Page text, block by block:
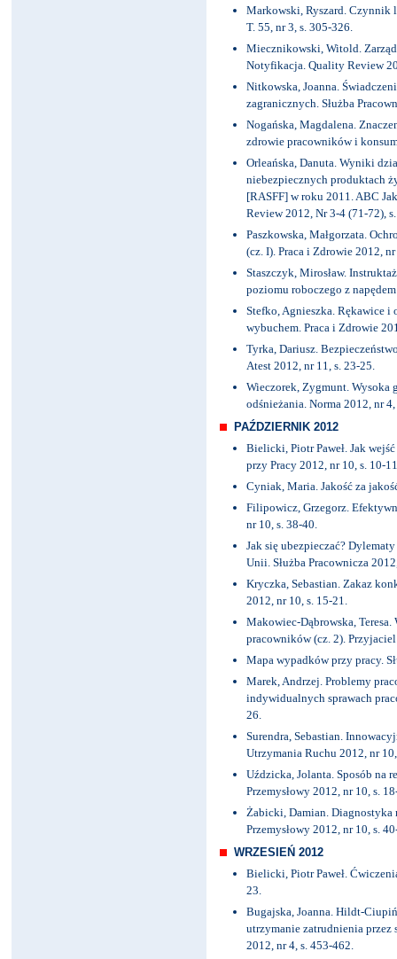
Markowski, Ryszard. Czynnik
T. 55, nr 3, s. 305-326.
Miecznikowski, Witold.
Notyfikacja. Quality Review
Nitkowska, Joanna.
zagranicznych. Służba
Nogańska, Magdalena.
zdrowie pracowników i
Orleańska, Danuta. Wyniki
niebezpiecznych produktach
[RASFF] w roku 2011. ABC
Review 2012, Nr 3-4 (71-72),
Paszkowska, Małgorzata.
(cz. I). Praca i Zdrowie 2012,
Staszczyk, Mirosław.
poziomu roboczego z
Stefko, Agnieszka. Rękawice i
wybuchem. Praca i Zdrowie
Tyrka, Dariusz.
Atest 2012, nr 11, s. 23-25.
Wieczorek, Zygmunt. Wysoka
odśnieżania. Norma 2012, nr 4,
PAŹDZIERNIK 2012
Bielicki, Piotr Paweł. Jak
przy Pracy 2012, nr 10, s. 10-
Cyniak, Maria. Jakość za
Filipowicz, Grzegorz.
nr 10, s. 38-40.
Jak się ubezpieczać?
Unii. Służba Pracownicza
Kryczka, Sebastian. Zakaz
2012, nr 10, s. 15-21.
Makowiec-Dąbrowska,
pracowników (cz. 2).
Mapa wypadków przy pracy.
Marek, Andrzej. Problemy
indywidualnych sprawach
26.
Surendra, Sebastian.
Utrzymania Ruchu 2012, nr
Uździcka, Jolanta. Sposób na
Przemysłowy 2012, nr 10, s.
Żabicki, Damian.
Przemysłowy 2012, nr 10, s.
WRZESIEŃ 2012
Bielicki, Piotr Paweł.
23.
Bugajska, Joanna. Hildt-
utrzymanie zatrudnienia przez
2012, nr 4, s. 453-462.